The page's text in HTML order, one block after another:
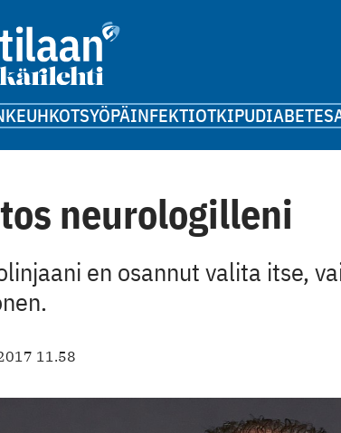
KEUHKOTSYÖPÄINFEKTIOTKIPUDIABETES
neurologilleni
en osannut valita itse,
11.58